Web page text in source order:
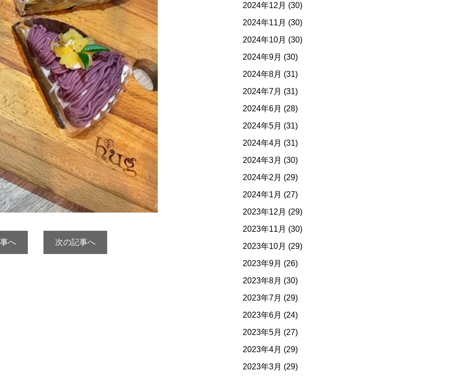
へ 次の記事へ
2024年12月 (30)
2024年11月 (30)
2024年10月 (30)
2024年9月 (30)
2024年8月 (31)
2024年7月 (31)
2024年6月 (28)
2024年5月 (31)
2024年4月 (31)
2024年3月 (30)
2024年2月 (29)
2024年1月 (27)
2023年12月 (29)
2023年11月 (30)
2023年10月 (29)
2023年9月 (26)
2023年8月 (30)
2023年7月 (29)
2023年6月 (24)
2023年5月 (27)
2023年4月 (29)
2023年3月 (29)